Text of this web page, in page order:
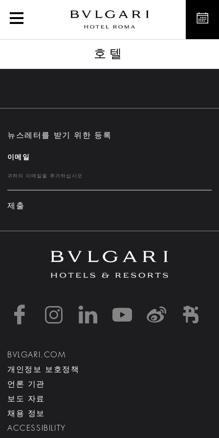
호텔
호텔
뉴스레터를 받기 위한 등록
이메일
제출
https://https://https://
https://
BVLGARI.COM
개인정보 보호정책
언론 기관
보도 자료
채용 정보
ACCESSIBILITY